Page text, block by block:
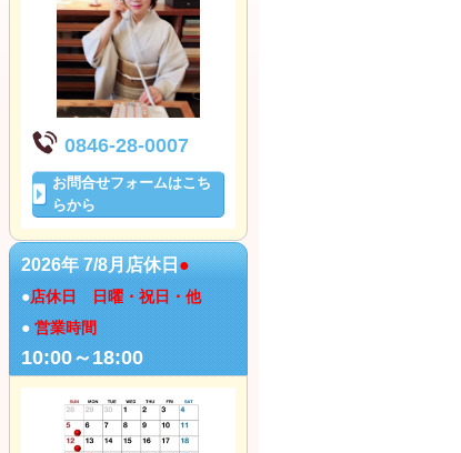
0846-28-0007
お問合せフォームはこち
らから
2026年 7/8月店休日●
●店休日 日曜・祝日・他
● 営業時間
10:00～18:00